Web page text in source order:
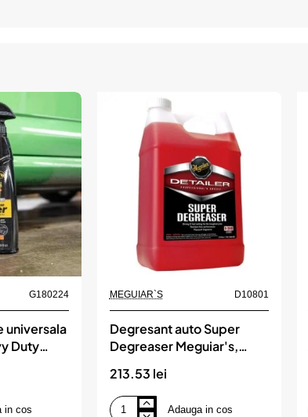
G180224
universala
Duty
in cos
MEGUIAR`S D10801
Degresant auto Super
Degreaser Meguiar's,
213.53 lei
Adauga in cos